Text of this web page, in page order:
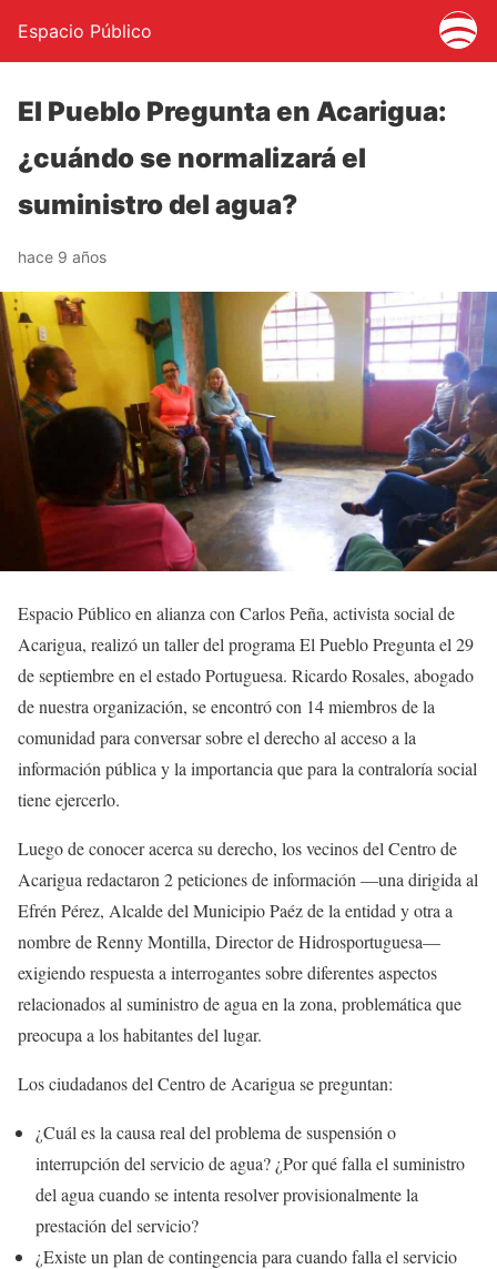
Espacio Público
El Pueblo Pregunta en Acarigua:
¿cuándo se normalizará el
suministro del agua?
hace 9 años
Espacio Público en alianza con Carlos Peña, activista social de
Acarigua, realizó un taller del programa El Pueblo Pregunta el 29
de septiembre en el estado Portuguesa. Ricardo Rosales, abogado
de nuestra organización, se encontró con 14 miembros de la
comunidad para conversar sobre el derecho al acceso a la
información pública y la importancia que para la contraloría social
tiene ejercerlo.
Luego de conocer acerca su derecho, los vecinos del Centro de
Acarigua redactaron 2 peticiones de información —una dirigida al
Efrén Pérez, Alcalde del Municipio Paéz de la entidad y otra a
nombre de Renny Montilla, Director de Hidrosportuguesa—
exigiendo respuesta a interrogantes sobre diferentes aspectos
relacionados al suministro de agua en la zona, problemática que
preocupa a los habitantes del lugar.
Los ciudadanos del Centro de Acarigua se preguntan:
¿Cuál es la causa real del problema de suspensión o
interrupción del servicio de agua? ¿Por qué falla el suministro
del agua cuando se intenta resolver provisionalmente la
prestación del servicio?
¿Existe un plan de contingencia para cuando falla el servicio